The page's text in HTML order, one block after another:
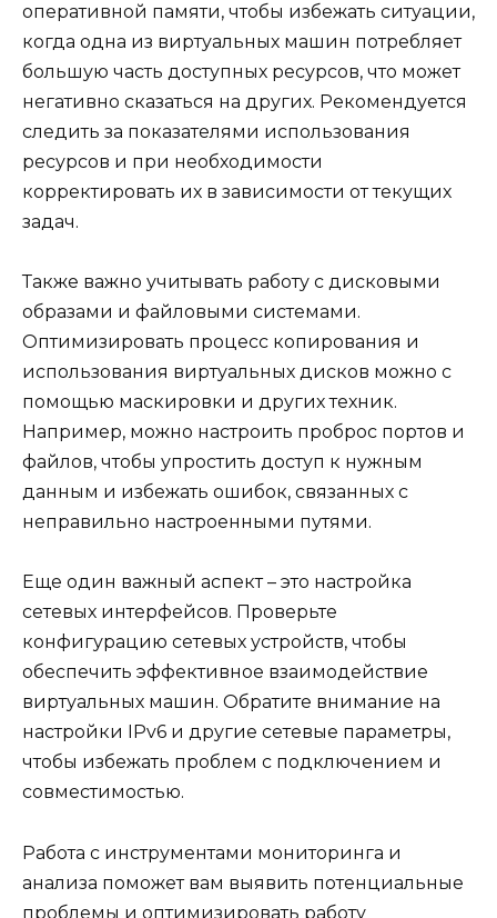
оперативной памяти, чтобы избежать ситуации,
когда одна из виртуальных машин потребляет
большую часть доступных ресурсов, что может
негативно сказаться на других. Рекомендуется
следить за показателями использования
ресурсов и при необходимости
корректировать их в зависимости от текущих
задач.
Также важно учитывать работу с дисковыми
образами и файловыми системами.
Оптимизировать процесс копирования и
использования виртуальных дисков можно с
помощью маскировки и других техник.
Например, можно настроить проброс портов и
файлов, чтобы упростить доступ к нужным
данным и избежать ошибок, связанных с
неправильно настроенными путями.
Еще один важный аспект – это настройка
сетевых интерфейсов. Проверьте
конфигурацию сетевых устройств, чтобы
обеспечить эффективное взаимодействие
виртуальных машин. Обратите внимание на
настройки IPv6 и другие сетевые параметры,
чтобы избежать проблем с подключением и
совместимостью.
Работа с инструментами мониторинга и
анализа поможет вам выявить потенциальные
проблемы и оптимизировать работу